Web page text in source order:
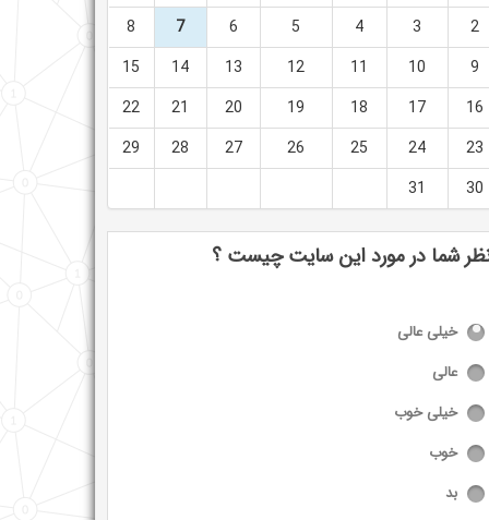
2
3
4
5
6
7
8
9
10
11
12
13
14
15
16
17
18
19
20
21
22
23
24
25
26
27
28
29
30
31
شما در مورد این سایت چیست ؟
خیلی عالی
عالی
خیلی خوب
خوب
بد